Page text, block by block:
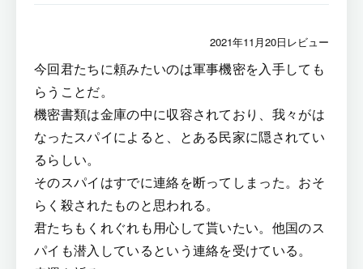
2021年11月20日レビュー
今回君たちに頼みたいのは軍事機密を入手しても
らうことだ。
機密書類は金庫の中に収容されており、我々がは
なったスパイによると、とある民家に隠されてい
るらしい。
そのスパイはすでに連絡を断ってしまった。おそ
らく殺されたものと思われる。
君たちもくれぐれも用心して貰いたい。他国のス
パイも潜入しているという連絡を受けている。